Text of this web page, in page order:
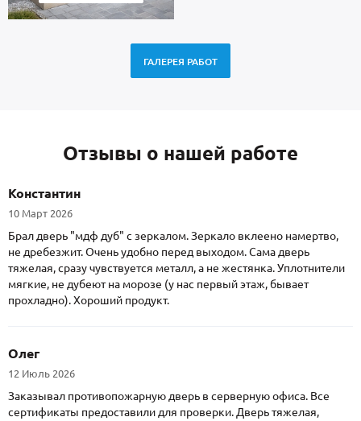
ГАЛЕРЕЯ РАБОТ
Отзывы о нашей работе
Константин
10 Март 2026
Брал дверь "мдф дуб" с зеркалом. Зеркало вклеено намертво,
не дребезжит. Очень удобно перед выходом. Сама дверь
тяжелая, сразу чувствуется металл, а не жестянка. Уплотнители
мягкие, не дубеют на морозе (у нас первый этаж, бывает
прохладно). Хороший продукт.
Олег
12 Июль 2026
Заказывал противопожарную дверь в серверную офиса. Все
сертификаты предоставили для проверки. Дверь тяжелая,